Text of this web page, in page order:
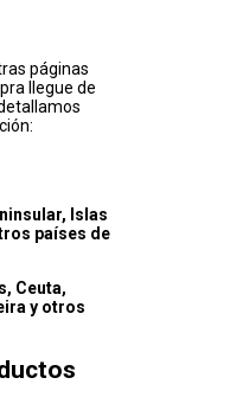
páginas
llegue de
Islas
países de
Ceuta,
y otros